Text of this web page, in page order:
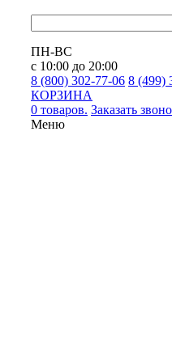
ПН-ВС
с 10:00 до 20:00
8 (800) 302-77-06 8 (499)
КОРЗИНА
0 товаров. Заказать
Меню